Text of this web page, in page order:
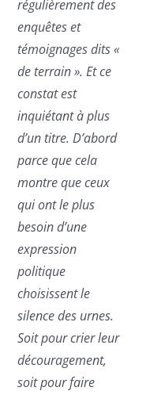
régulièrement des
enquêtes et
témoignages dits «
de terrain ». Et ce
constat est
inquiétant à plus
d’un titre. D’abord
parce que cela
montre que ceux
qui ont le plus
besoin d’une
expression
politique
choisissent le
silence des urnes.
Soit pour crier leur
découragement,
soit pour faire